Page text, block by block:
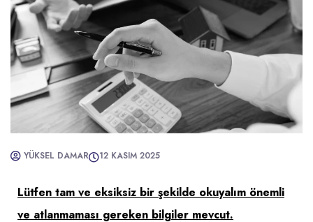
YÜKSEL DAMAR 12 KASIM 2025
Lütfen tam ve eksiksiz bir şekilde okuyalım önemli
ve atlanmaması gereken bilgiler mevcut.